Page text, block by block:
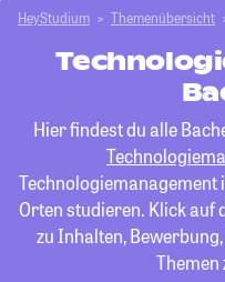
HeyStudium Themenübersicht
Hier findest du alle
Technologiemanagement
Orten studieren. Klick auf
zu Inhalten,